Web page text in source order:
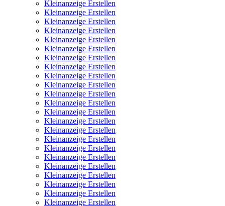
Kleinanzeige Erstellen
Kleinanzeige Erstellen
Kleinanzeige Erstellen
Kleinanzeige Erstellen
Kleinanzeige Erstellen
Kleinanzeige Erstellen
Kleinanzeige Erstellen
Kleinanzeige Erstellen
Kleinanzeige Erstellen
Kleinanzeige Erstellen
Kleinanzeige Erstellen
Kleinanzeige Erstellen
Kleinanzeige Erstellen
Kleinanzeige Erstellen
Kleinanzeige Erstellen
Kleinanzeige Erstellen
Kleinanzeige Erstellen
Kleinanzeige Erstellen
Kleinanzeige Erstellen
Kleinanzeige Erstellen
Kleinanzeige Erstellen
Kleinanzeige Erstellen
Kleinanzeige Erstellen